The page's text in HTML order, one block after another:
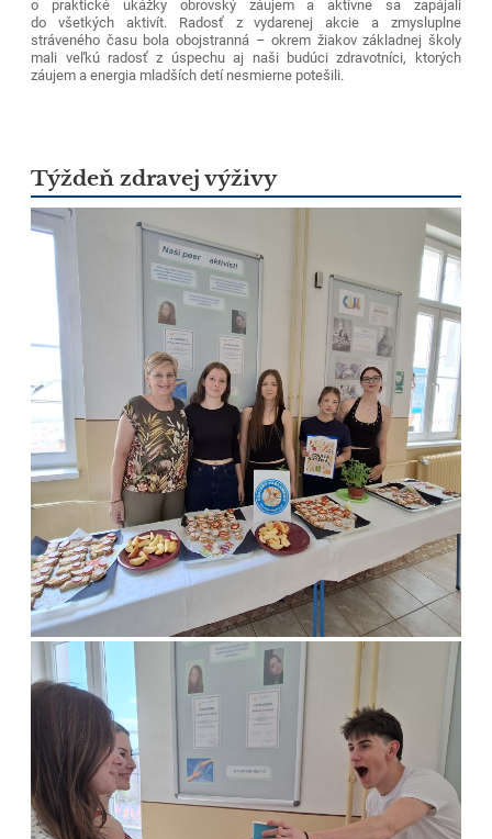
o praktické ukážky obrovský záujem a aktívne sa zapájali
do všetkých aktivít. Radosť z vydarenej akcie a zmysluplne
stráveného času bola obojstranná – okrem žiakov základnej školy
mali veľkú radosť z úspechu aj naši budúci zdravotníci, ktorých
záujem a energia mladších detí nesmierne potešili.
Týždeň zdravej výživy